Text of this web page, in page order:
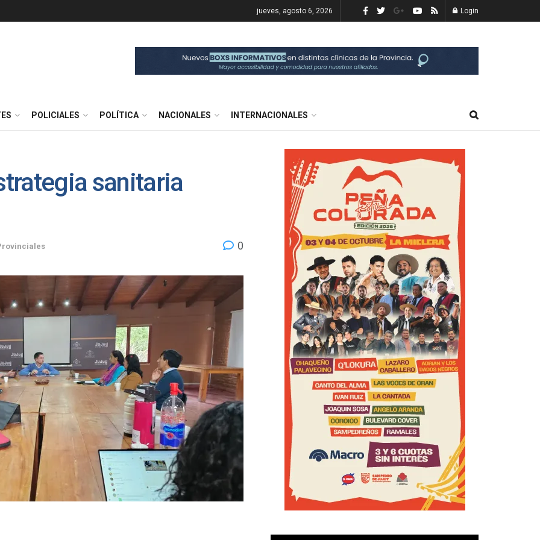
jueves, agosto 6, 2026 Login
POLICIALES POLÍTICA NACIONALES INTERNACIONALES
sanitaria
0